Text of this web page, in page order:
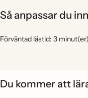
Så anpassar du
Förväntad lästid: 3 minut(er)
Du kommer att